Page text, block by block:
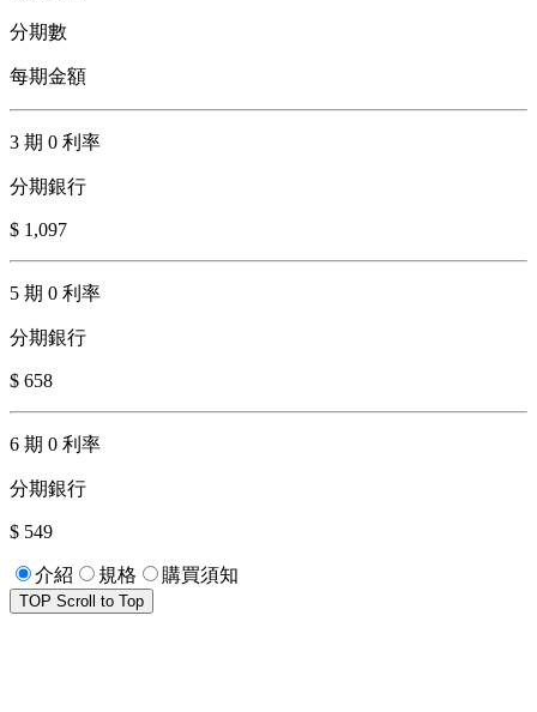
分期數
每期金額
3 期 0 利率
分期銀行
$ 1,097
5 期 0 利率
分期銀行
$ 658
6 期 0 利率
分期銀行
$ 549
介紹 規格 購買須知
TOP Scroll to Top